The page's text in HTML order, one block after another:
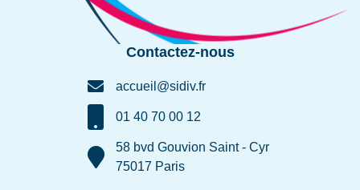
Contactez-nous
accueil@sidiv.fr
01 40 70 00 12
58 bvd Gouvion Saint - Cyr
75017 Paris